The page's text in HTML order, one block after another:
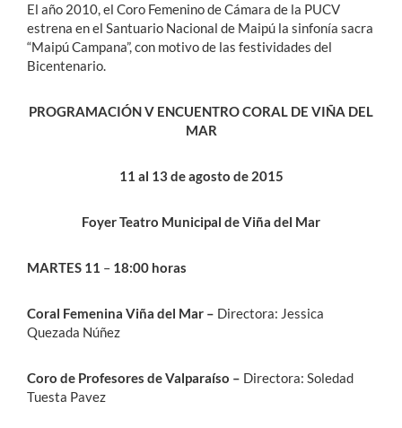
El año 2010, el Coro Femenino de Cámara de la PUCV
estrena en el Santuario Nacional de Maipú la sinfonía sacra
“Maipú Campana”, con motivo de las festividades del
Bicentenario.
PROGRAMACIÓN V ENCUENTRO CORAL DE VIÑA DEL
MAR
11 al 13 de agosto de 2015
Foyer Teatro Municipal de Viña del Mar
MARTES 11 – 18:00 horas
Coral Femenina Viña del Mar – Directora: Jessica
Quezada Núñez
Coro de Profesores de Valparaíso – Directora: Soledad
Tuesta Pavez